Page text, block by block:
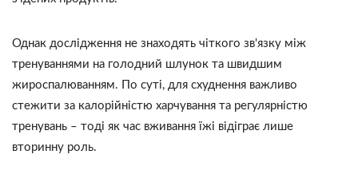
Однак дослідження не знаходять чіткого зв'язку між
тренуваннями на голодний шлунок та швидшим
жироспалюванням. По суті, для схуднення важливо
стежити за калорійністю харчування та регулярністю
тренувань – тоді як час вживання їжі відіграє лише
вторинну роль.